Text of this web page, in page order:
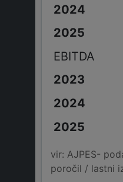
EBITDA
vir: AJPES-
poročil / lastni